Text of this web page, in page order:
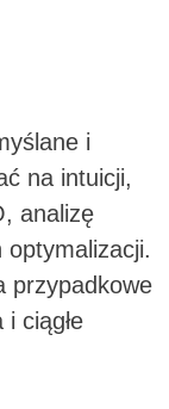
i
na intuicji,
analizę
optymalizacji.
przypadkowe
ciągłe